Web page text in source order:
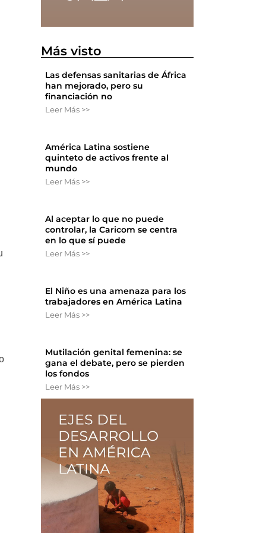
Más visto
Las defensas sanitarias de África
han mejorado, pero su
financiación no
Leer Más >>
América Latina sostiene
quinteto de activos frente al
mundo
Leer Más >>
Al aceptar lo que no puede
controlar, la Caricom se centra
en lo que sí puede
Leer Más >>
El Niño es una amenaza para los
trabajadores en América Latina
Leer Más >>
Mutilación genital femenina: se
gana el debate, pero se pierden
los fondos
Leer Más >>